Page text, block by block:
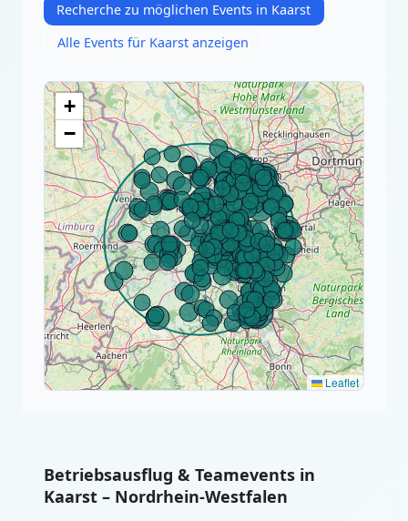
Recherche zu möglichen Events in Kaarst
Alle Events für Kaarst anzeigen
+
−
Leaflet
Betriebsausflug & Teamevents in
Kaarst – Nordrhein-Westfalen